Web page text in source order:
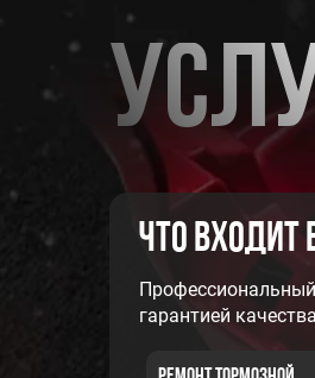
гарантией
Что входит